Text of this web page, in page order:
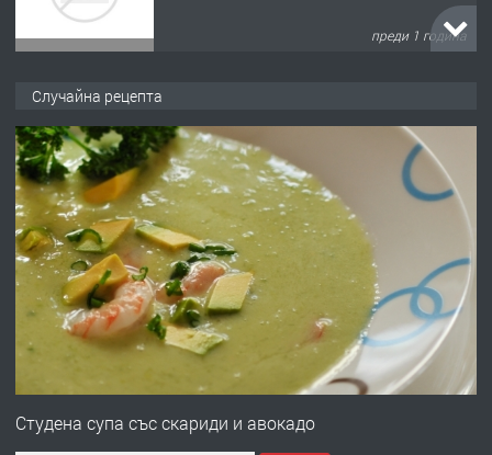
преди 2 години
НЕГОВОТО КАЧЕСТВО
преди 2 години
ПРЕДЛАГА Имот в Северна Гърция, до Кавала
преди 2 години
Иглолистни Пелети клас А1
Случайна рецепта
Студена супа със скариди и авокадо